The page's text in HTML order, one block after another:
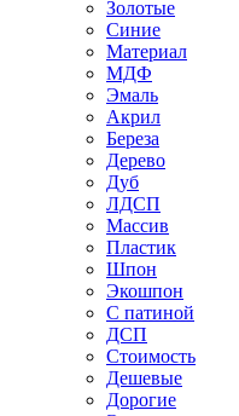
Золотые
Синие
Материал
МДФ
Эмаль
Акрил
Береза
Дерево
Дуб
ЛДСП
Массив
Пластик
Шпон
Экошпон
С патиной
ДСП
Стоимость
Дешевые
Дорогие